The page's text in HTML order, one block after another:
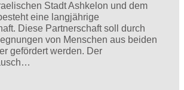
Stadt Ashkelon und dem
eine langjährige
Diese Partnerschaft soll durch
von Menschen aus beiden
gefördert werden. Der